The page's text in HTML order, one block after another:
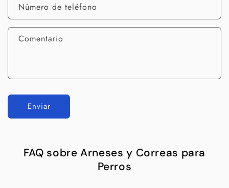
Número de teléfono
Comentario
Enviar
FAQ sobre Arneses y Correas para
Perros